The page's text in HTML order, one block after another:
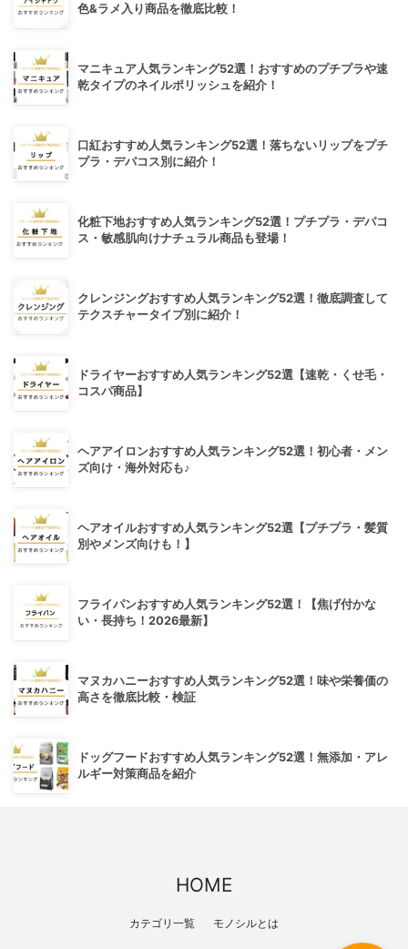
色&ラメ入り商品を徹底比較！
マニキュア人気ランキング52選！おすすめのプチプラや速
乾タイプのネイルポリッシュを紹介！
口紅おすすめ人気ランキング52選！落ちないリップをプチ
プラ・デパコス別に紹介！
化粧下地おすすめ人気ランキング52選！プチプラ・デパコ
ス・敏感肌向けナチュラル商品も登場！
クレンジングおすすめ人気ランキング52選！徹底調査して
テクスチャータイプ別に紹介！
ドライヤーおすすめ人気ランキング52選【速乾・くせ毛・
コスパ商品】
ヘアアイロンおすすめ人気ランキング52選！初心者・メン
ズ向け・海外対応も♪
ヘアオイルおすすめ人気ランキング52選【プチプラ・髪質
別やメンズ向けも！】
フライパンおすすめ人気ランキング52選！【焦げ付かな
い・長持ち！2026最新】
マヌカハニーおすすめ人気ランキング52選！味や栄養価の
高さを徹底比較・検証
ドッグフードおすすめ人気ランキング52選！無添加・アレ
ルギー対策商品を紹介
HOME
カテゴリ一覧 モノシルとは